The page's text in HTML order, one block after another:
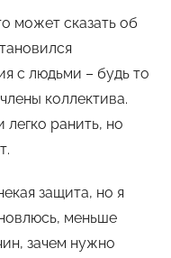
может сказать об
с людьми – будь то
коллектива.
легко ранить, но
защита, но я
меньше
зачем нужно